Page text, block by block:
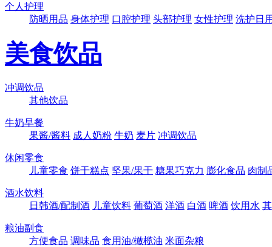
个人护理
防晒用品 身体护理 口腔护理 头部护理 女性护理 洗护日
美食饮品
冲调饮品
其他饮品
牛奶早餐
果酱/酱料 成人奶粉 牛奶 麦片 冲调饮品
休闲零食
儿童零食 饼干糕点 坚果/果干 糖果巧克力 膨化食品 肉制
酒水饮料
日韩酒/配制酒 儿童饮料 葡萄酒 洋酒 白酒 啤酒 饮用水
粮油副食
方便食品 调味品 食用油/橄榄油 米面杂粮